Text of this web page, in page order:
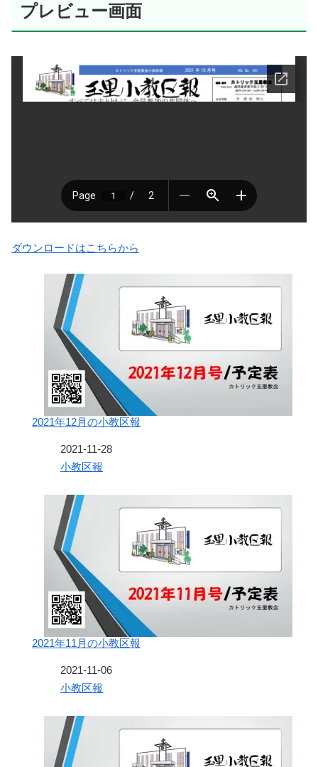
プレビュー画面
ダウンロードはこちらから
2021年12月の小教区報
2021-11-28
関連理由小教区報
2021年11月の小教区報
2021-11-06
関連理由小教区報